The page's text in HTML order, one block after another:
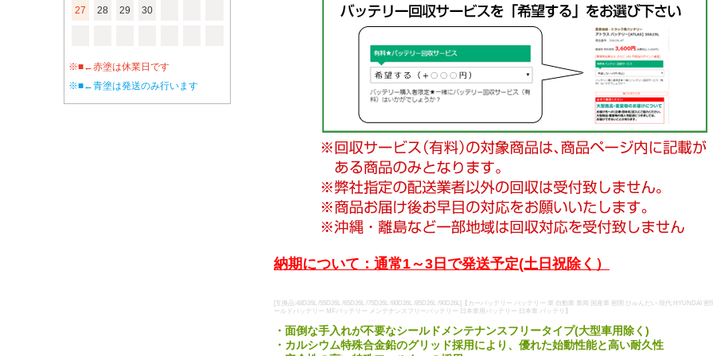
27 28 29 30
※■←赤塗は休業日です
※■←青塗は発送のみ行います
納期について：通常1～3日で発送予定(土日祝除く）
[互換品:48D26L /55D26L /65D26L /75D26L /80D26L /85D26L /90D26L]【カーバッテリー バッテリー 車 自動車 車両 国産車 密閉 ひゅんだい 現代
ールドバッテリー MFバッテリー メンテナンスフリーバッテリー 日本車用バッテリー 日本車 バッテリ】
・面倒な手入れが不要なシールドメンテナンスフリータイプ(大型車用除く)
・カルシウム特殊合金鉛のグリッド採用により、優れた始動性能と高い耐久性